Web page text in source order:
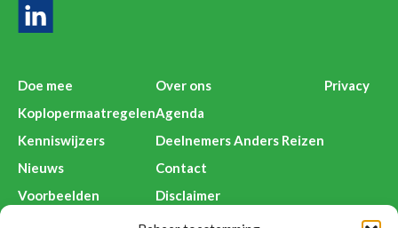
Doe mee
Koplopermaatregelen
Kenniswijzers
Nieuws
Voorbeelden
Over ons
Agenda
Deelnemers Anders Reizen
Contact
Disclaimer
Privacy